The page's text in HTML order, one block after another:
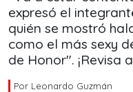
expresó el
quién se mostró
como el más sexy
de Honor". ¡Revisa
Por Leonardo Guzmán